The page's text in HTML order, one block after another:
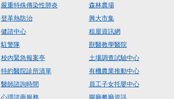
嚴重特殊傳染性肺炎
登革熱防治
健諮中心
駐警隊
校內緊急報案亭
特約醫院診所清單
醫師諮詢時間
心理諮商服務
森林農場
興大市集
租屋資訊網
獸醫教學醫院
土壤調查試驗中心
有機農業推動中心
員工子女托嬰中心
圓廳餐廳資訊